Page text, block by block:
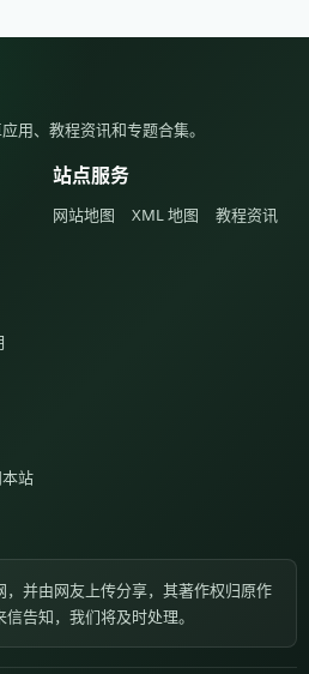
用、教程资讯和专题合集。
站点服务
网站地图 XML 地图 教程资讯
站
并由网友上传分享，其著作权归原作
告知，我们将及时处理。